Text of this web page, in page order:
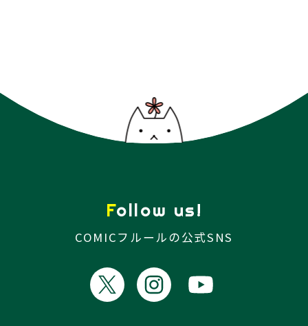
Follow us!
COMICフルールの公式SNS